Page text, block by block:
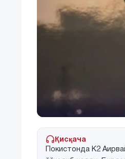
Қисқача
Покистонда K2